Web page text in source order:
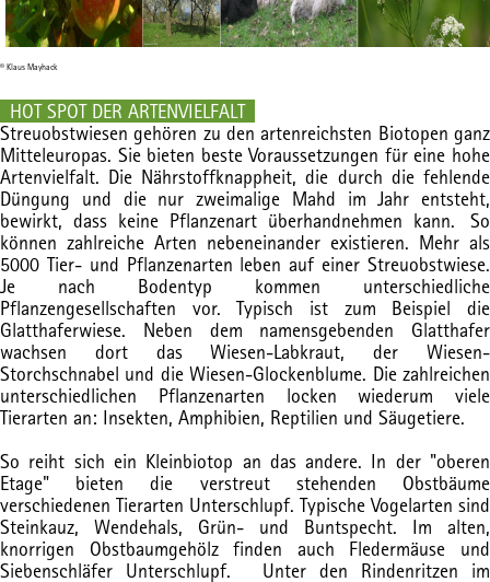
© Klaus Mayhack
HOT SPOT DER ARTENVIELFALT
Streuobstwiesen gehören zu den artenreichsten Biotopen ganz
Mitteleuropas. Sie bieten beste Voraussetzungen für eine hohe
Artenvielfalt. Die Nährstoffknappheit, die durch die fehlende
Düngung und die nur zweimalige Mahd im Jahr entsteht,
bewirkt, dass keine Pflanzenart überhandnehmen kann. So
können zahlreiche Arten nebeneinander existieren. Mehr als
5000 Tier- und Pflanzenarten leben auf einer Streuobstwiese.
Je nach Bodentyp kommen unterschiedliche
Pflanzengesellschaften vor. Typisch ist zum Beispiel die
Glatthaferwiese. Neben dem namensgebenden Glatthafer
wachsen dort das Wiesen-Labkraut, der Wiesen-
Storchschnabel und die Wiesen-Glockenblume. Die zahlreichen
unterschiedlichen Pflanzenarten locken wiederum viele
Tierarten an: Insekten, Amphibien, Reptilien und Säugetiere.
So reiht sich ein Kleinbiotop an das andere. In der "oberen
Etage" bieten die verstreut stehenden Obstbäume
verschiedenen Tierarten Unterschlupf. Typische Vogelarten sind
Steinkauz, Wendehals, Grün- und Buntspecht. Im alten,
knorrigen Obstbaumgehölz finden auch Fledermäuse und
Siebenschläfer Unterschlupf. Unter den Rindenritzen im